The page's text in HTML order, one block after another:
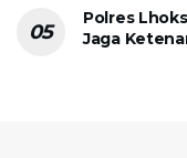
Polres
Jaga